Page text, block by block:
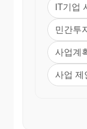
IT기업
민간투
사업계
사업 제